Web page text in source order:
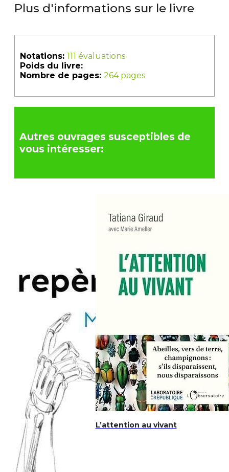
Plus d'informations sur le livre
Notations: 111 évaluations
Poids du livre:
Nombre de pages: 264 pages
Autres ouvrages susceptibles de
vous intéresser:
L’attention au vivant